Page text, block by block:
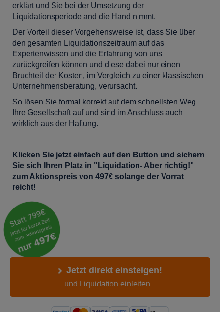
erklärt und Sie bei der Umsetzung der
Liquidationsperiode and die Hand nimmt.
Der Vorteil dieser Vorgehensweise ist, dass Sie über
den gesamten Liquidationszeitraum auf das
Expertenwissen und die Erfahrung von uns
zurückgreifen können und diese dabei nur einen
Bruchteil der Kosten, im Vergleich zu einer klassischen
Unternehmensberatung, verursacht.
So lösen Sie formal korrekt auf dem schnellsten Weg
Ihre Gesellschaft auf und sind im Anschluss auch
wirklich aus der Haftung.
Klicken Sie jetzt einfach auf den Button und sichern
Sie sich Ihren Platz in "Liquidation- Aber richtig!"
zum Aktionspreis von 497€ solange der Vorrat
reicht!
Jetzt direkt einsteigen!
und Liquidation einleiten...